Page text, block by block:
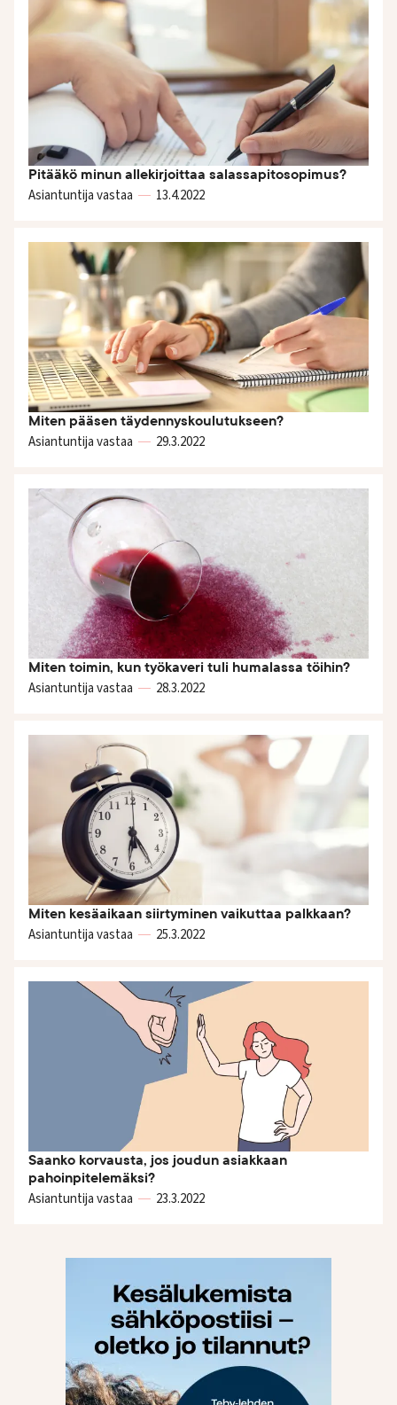
Pitääkö minun allekirjoittaa salassapitosopimus?
Asiantuntija vastaa 13.4.2022
Miten pääsen täydennyskoulutukseen?
Asiantuntija vastaa 29.3.2022
Miten toimin, kun työkaveri tuli humalassa töihin?
Asiantuntija vastaa 28.3.2022
Miten kesäaikaan siirtyminen vaikuttaa palkkaan?
Asiantuntija vastaa 25.3.2022
Saanko korvausta, jos joudun asiakkaan
pahoinpitelemäksi?
Asiantuntija vastaa 23.3.2022